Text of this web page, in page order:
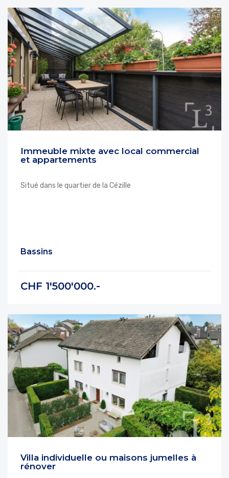
Immeuble mixte avec local commercial
et appartements
Situé dans le quartier de la Cézille
Bassins
CHF 1'500'000.-
Villa individuelle ou maisons jumelles à
rénover